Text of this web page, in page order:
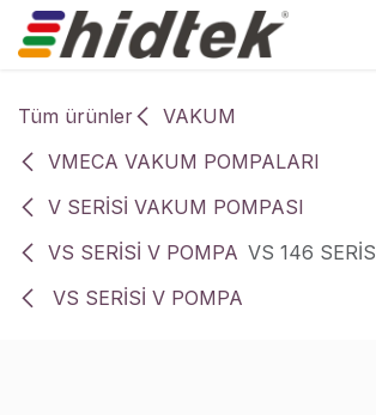
İçereği Atla
Tüm ürünler
VAKUM
VMECA VAKUM POMPALARI
V SERİSİ VAKUM POMPASI
VS SERİSİ V POMPA VS 146
VS SERİSİ V POMPA